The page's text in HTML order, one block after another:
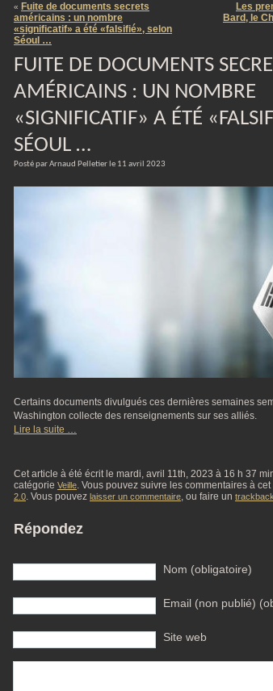
« Fuite de documents secrets
américains : un nombre
«significatif» a été «falsifié», selon
Séoul …
Les
Bard, le
FUITE DE DOCUMENTS
AMÉRICAINS : UN NOMBRE
«SIGNIFICATIF» A ÉTÉ
SÉOUL …
Posté par Arnaud Pelletier le 11 avril 2023
Certains documents divulgués ces dernières semaines
Washington collecte des renseignements sur ses alliés.
Lire la suite …
Cet article à été écrit le mardi, avril 11th, 2023 à 16 h 37
catégorie Veille . Vous pouvez suivre les commentaires à
2.0 . Vous pouvez laisser un commentaire , ou faire un trackback
Répondez
Nom (obligatoire)
Email (non publié)
Site web